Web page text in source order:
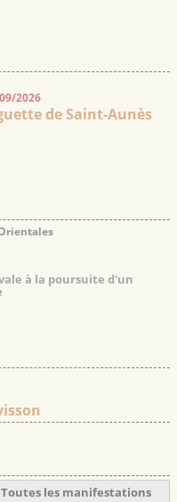
2026
de Saint-Aunès
à la poursuite d'un
Toutes les manifestations